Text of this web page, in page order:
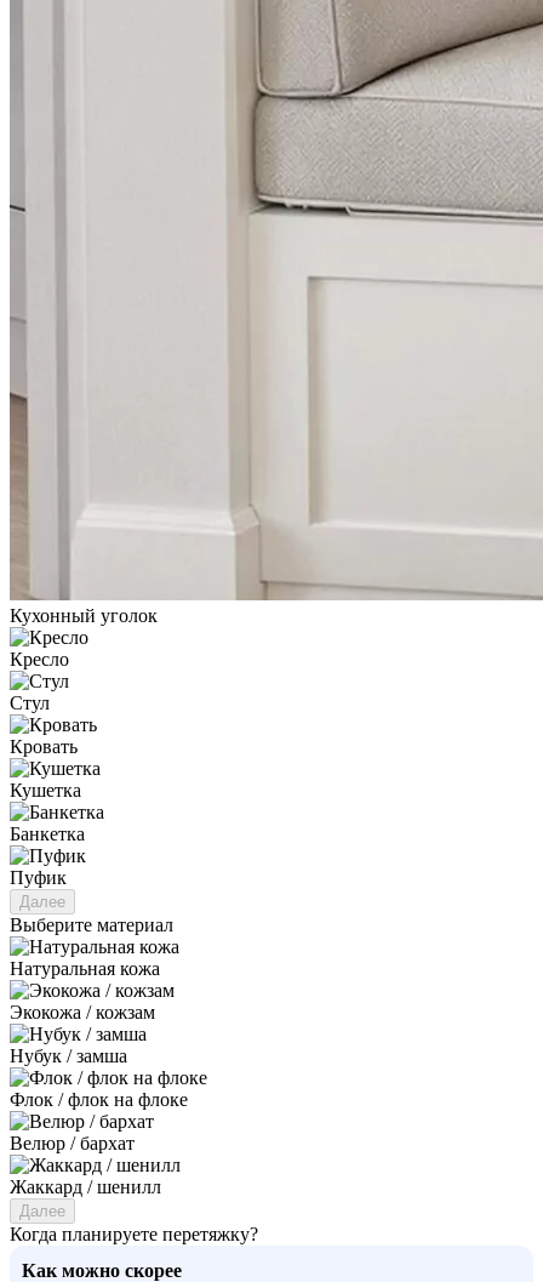
Кухонный уголок
Кресло
Стул
Кровать
Кушетка
Банкетка
Пуфик
Далее
Выберите материал
Натуральная кожа
Экокожа / кожзам
Нубук / замша
Флок / флок на флоке
Велюр / бархат
Жаккард / шенилл
Далее
Когда планируете перетяжку?
Как можно скорее